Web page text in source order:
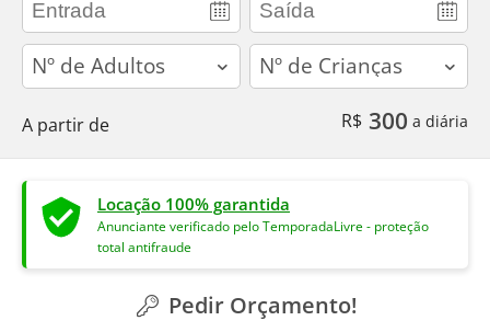
adults children
A partir de R$ 300 a diária
Locação 100% garantida
Anunciante verificado pelo TemporadaLivre - proteção
total antifraude
Pedir Orçamento!